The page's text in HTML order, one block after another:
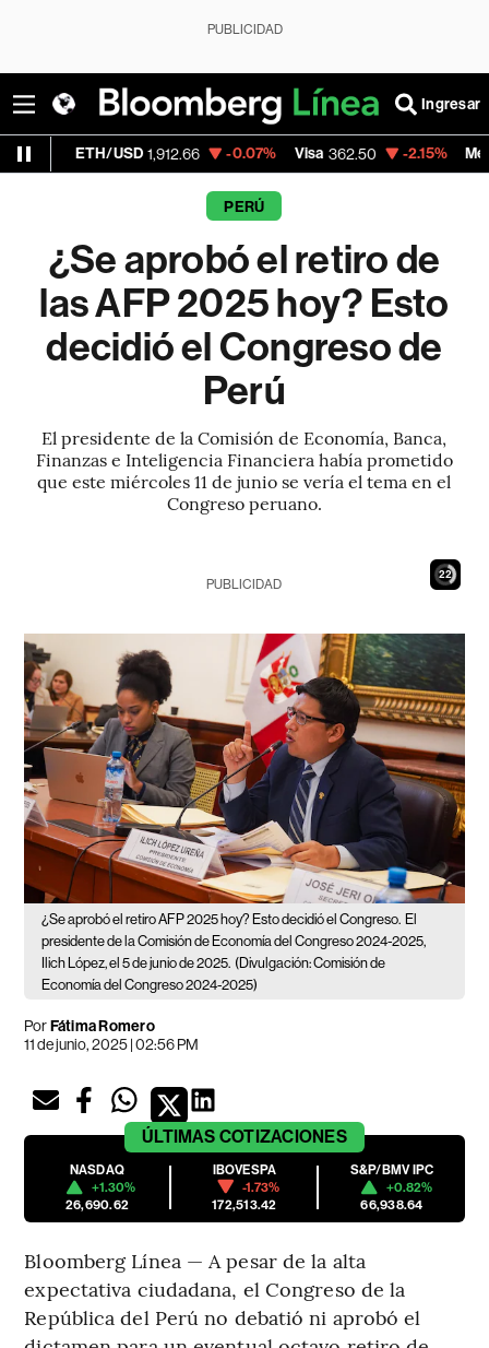
PUBLICIDAD
Ingresar
1,912.66 -0.07% Visa 362.50 -2.15% MercadoLibre
PERÚ
¿Se aprobó el retiro de
las AFP 2025 hoy? Esto
decidió el Congreso de
Perú
El presidente de la Comisión de Economía, Banca,
Finanzas e Inteligencia Financiera había prometido
que este miércoles 11 de junio se vería el tema en el
Congreso peruano.
21
PUBLICIDAD
¿Se aprobó el retiro AFP 2025 hoy? Esto decidió el Congreso. El
presidente de la Comisión de Economía del Congreso 2024-2025,
Ilich López, el 5 de junio de 2025. (Divulgación: Comisión de
Economía del Congreso 2024-2025)
PorFátima Romero
11 de junio, 2025 | 02:56 PM
ÚLTIMAS COTIZACIONES
NASDAQ
+1.30%
26,690.62
IBOVESPA
-1.73%
172,513.42
S&P/BMV IPC
+0.82%
66,938.64
Bloomberg Línea — A pesar de la alta
expectativa ciudadana, el Congreso de la
República del Perú no debatió ni aprobó el